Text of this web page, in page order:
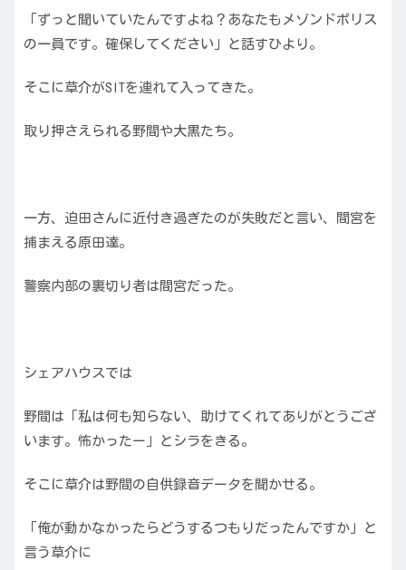
「ずっと聞いていたんですよね？あなたもメゾンドポリス
の一員です。確保してください」と話すひより。
そこに草介がSITを連れて入ってきた。
取り押さえられる野間や大黒たち。
一方、迫田さんに近付き過ぎたのが失敗だと言い、間宮を
捕まえる原田達。
警察内部の裏切り者は間宮だった。
シェアハウスでは
野間は「私は何も知らない、助けてくれてありがとうござ
います。怖かったー」とシラをきる。
そこに草介は野間の自供録音データを聞かせる。
「俺が動かなかったらどうするつもりだったんですか」と
言う草介に